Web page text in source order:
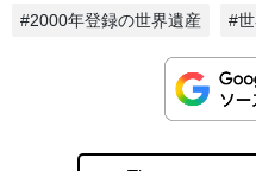
#2000年登録の世界遺産 #